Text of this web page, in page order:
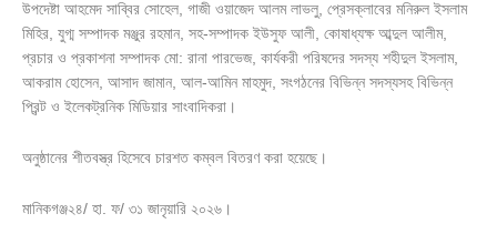
উপদেষ্টা আহমেদ সাব্বির সোহেল, গাজী ওয়াজেদ আলম লাভলু, প্রেসক্লাবের মনিরুল ইসলাম
মিহির, যুগ্ম সম্পাদক মঞ্জুর রহমান, সহ-সম্পাদক ইউসুফ আলী, কোষাধ্যক্ষ আব্দুল আলীম,
প্রচার ও প্রকাশনা সম্পাদক মো: রানা পারভেজ, কার্যকরী পরিষদের সদস্য শহীদুল ইসলাম,
আকরাম হোসেন, আসাদ জামান, আল-আমিন মাহমুদ, সংগঠনের বিভিন্ন সদস্যসহ বিভিন্ন
প্রিন্ট ও ইলেকট্রনিক মিডিয়ার সাংবাদিকরা।
অনুষ্ঠানের শীতবস্ত্র হিসেবে চারশত কম্বল বিতরণ করা হয়েছে।
মানিকগঞ্জ২৪/ হা. ফ/ ৩১ জানৃয়ারি ২০২৬।